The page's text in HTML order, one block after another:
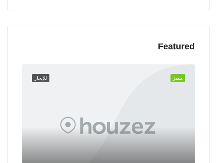
Featured
للإيجار مميز